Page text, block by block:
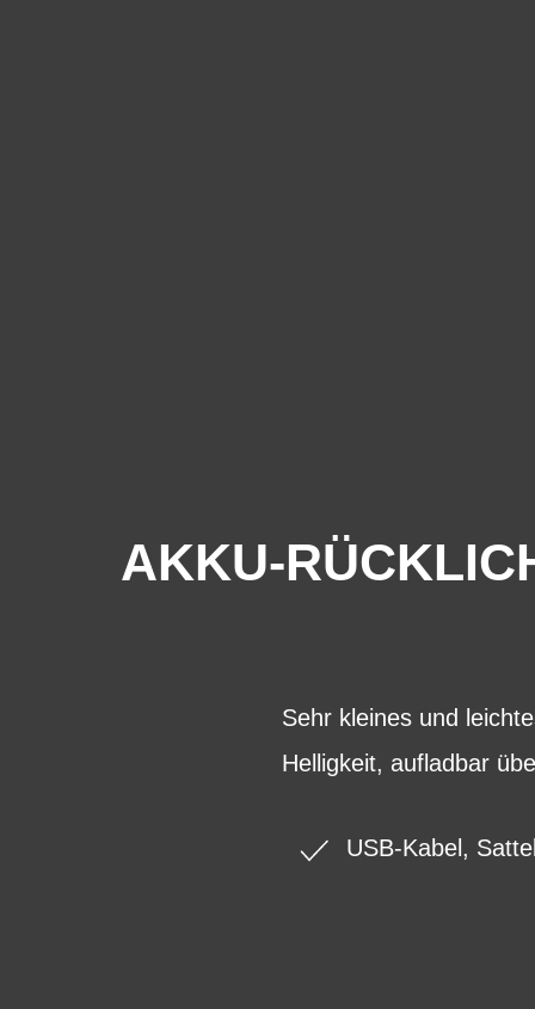
AKKU-
Sehr kleines und
Helligkeit, aufladbar
USB-Kabel,